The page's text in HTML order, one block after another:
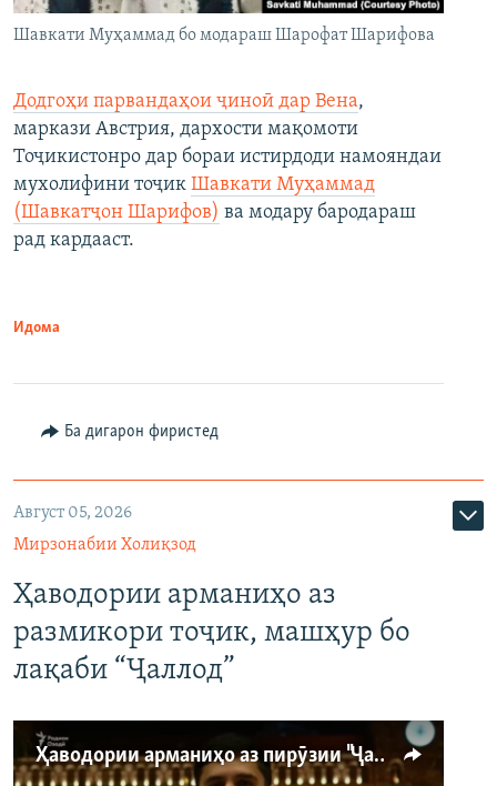
Шавкати Муҳаммад бо модараш Шарофат Шарифова
Додгоҳи парвандаҳои ҷиноӣ дар Вена,
маркази Австрия, дархости мақомоти
Тоҷикистонро дар бораи истирдоди намояндаи
мухолифини тоҷик Шавкати Муҳаммад
(Шавкатҷон Шарифов) ва модару бародараш
рад кардааст.
Идома
Ба дигарон фиристед
Август 05, 2026
Мирзонабии Холиқзод
Ҳаводории арманиҳо аз
размикори тоҷик, машҳур бо
лақаби “Ҷаллод”
Ҳаводории арманиҳо аз пирӯзии "Ҷаллод"-и тоҷик